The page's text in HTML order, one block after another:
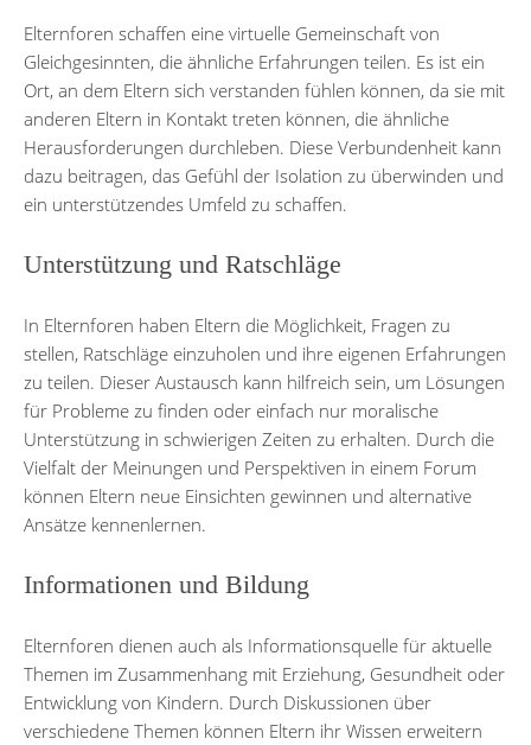
Elternforen schaffen eine virtuelle Gemeinschaft von
Gleichgesinnten, die ähnliche Erfahrungen teilen. Es ist ein
Ort, an dem Eltern sich verstanden fühlen können, da sie mit
anderen Eltern in Kontakt treten können, die ähnliche
Herausforderungen durchleben. Diese Verbundenheit kann
dazu beitragen, das Gefühl der Isolation zu überwinden und
ein unterstützendes Umfeld zu schaffen.
Unterstützung und Ratschläge
In Elternforen haben Eltern die Möglichkeit, Fragen zu
stellen, Ratschläge einzuholen und ihre eigenen Erfahrungen
zu teilen. Dieser Austausch kann hilfreich sein, um Lösungen
für Probleme zu finden oder einfach nur moralische
Unterstützung in schwierigen Zeiten zu erhalten. Durch die
Vielfalt der Meinungen und Perspektiven in einem Forum
können Eltern neue Einsichten gewinnen und alternative
Ansätze kennenlernen.
Informationen und Bildung
Elternforen dienen auch als Informationsquelle für aktuelle
Themen im Zusammenhang mit Erziehung, Gesundheit oder
Entwicklung von Kindern. Durch Diskussionen über
verschiedene Themen können Eltern ihr Wissen erweitern